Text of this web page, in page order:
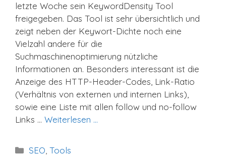
letzte Woche sein KeywordDensity Tool
freigegeben. Das Tool ist sehr übersichtlich und
zeigt neben der Keywort-Dichte noch eine
Vielzahl andere für die
Suchmaschinenoptimierung nützliche
Informationen an. Besonders interessant ist die
Anzeige des HTTP-Header-Codes, Link-Ratio
(Verhältnis von externen und internen Links),
sowie eine Liste mit allen follow und no-follow
Links … Weiterlesen …
Kategorien
SEO ,Tools